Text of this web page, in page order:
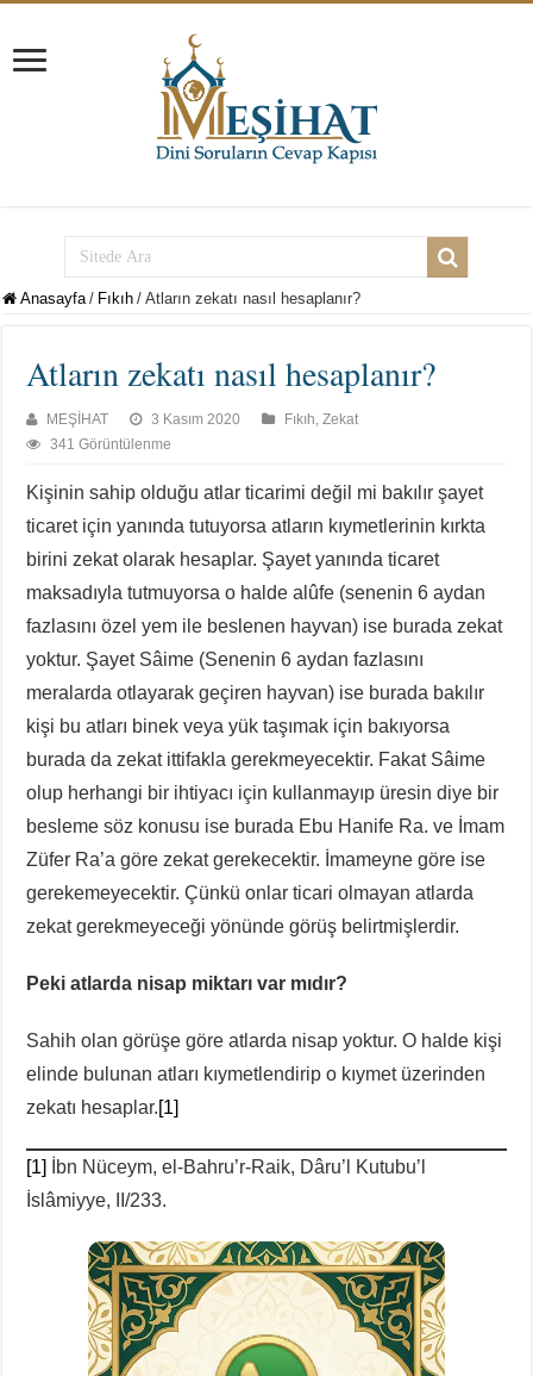
Anasayfa / Fıkıh / Atların zekatı nasıl hesaplanır?
Atların zekatı nasıl hesaplanır?
MEŞİHAT 3 Kasım 2020 Fıkıh,Zekat
341 Görüntülenme
Kişinin sahip olduğu atlar ticarimi değil mi bakılır şayet
ticaret için yanında tutuyorsa atların kıymetlerinin kırkta
birini zekat olarak hesaplar. Şayet yanında ticaret
maksadıyla tutmuyorsa o halde alûfe (senenin 6 aydan
fazlasını özel yem ile beslenen hayvan) ise burada zekat
yoktur. Şayet Sâime (Senenin 6 aydan fazlasını
meralarda otlayarak geçiren hayvan) ise burada bakılır
kişi bu atları binek veya yük taşımak için bakıyorsa
burada da zekat ittifakla gerekmeyecektir. Fakat Sâime
olup herhangi bir ihtiyacı için kullanmayıp üresin diye bir
besleme söz konusu ise burada Ebu Hanife Ra. ve İmam
Züfer Ra’a göre zekat gerekecektir. İmameyne göre ise
gerekemeyecektir. Çünkü onlar ticari olmayan atlarda
zekat gerekmeyeceği yönünde görüş belirtmişlerdir.
Peki atlarda nisap miktarı var mıdır?
Sahih olan görüşe göre atlarda nisap yoktur. O halde kişi
elinde bulunan atları kıymetlendirip o kıymet üzerinden
zekatı hesaplar.[1]
[1]
İbn Nüceym, el-Bahru’r-Raik, Dâru’l Kutubu’l
İslâmiyye, II/233.